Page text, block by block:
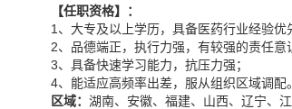
【任职资格】：
1 、大专及以上学历，具备医药行业经验优
2、品德端正，执行力强，有较强的责任意
3、具备快速学习能力，抗压力强；
4、能适应高频率出差，服从组织区域调配。
区域： 湖南、安徽、福建、山西、辽宁、